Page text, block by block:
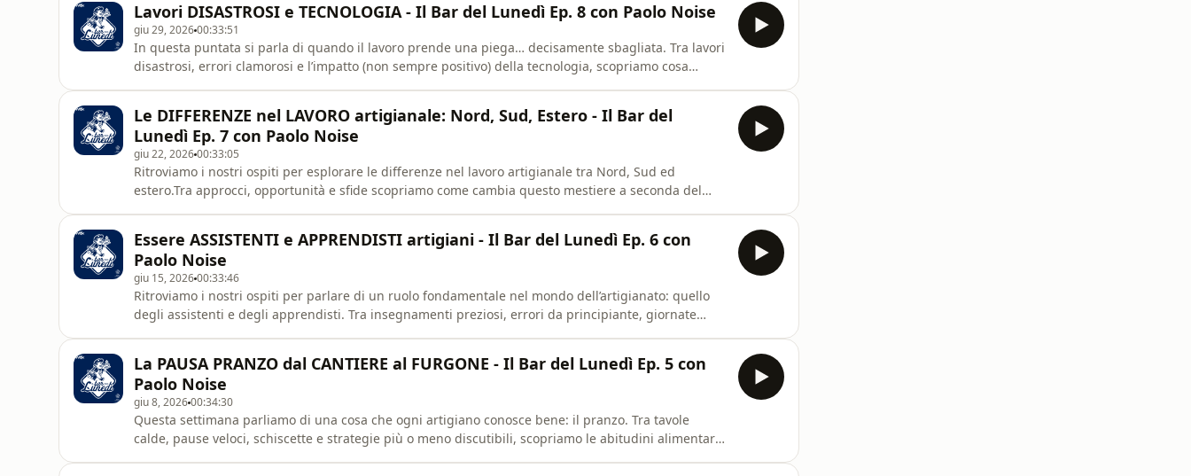
Lavori DISASTROSI e TECNOLOGIA - Il Bar del Lunedì Ep. 8 con Paolo Noise
giu 29, 202600:33:51
In questa puntata si parla di quando il lavoro prende una piega… decisamente sbagliata. Tra lavori
disastrosi, errori clamorosi e l’impatto (non sempre positivo) della tecnologia, scopriamo cosa
⁠Le DIFFERENZE nel LAVORO artigianale: Nord, Sud, Estero - Il Bar del
Lunedì Ep. 7 con Paolo Noise
giu 22, 202600:33:05
Ritroviamo i nostri ospiti per esplorare le differenze nel lavoro artigianale tra Nord, Sud ed
estero.Tra approcci, opportunità e sfide scopriamo come cambia questo mestiere a seconda del
Essere ASSISTENTI e APPRENDISTI artigiani - Il Bar del Lunedì Ep. 6 con
Paolo Noise
giu 15, 202600:33:46
Ritroviamo i nostri ospiti per parlare di un ruolo fondamentale nel mondo dell’artigianato: quello
degli assistenti e degli apprendisti. Tra insegnamenti preziosi, errori da principiante, giornate
⁠La PAUSA PRANZO dal CANTIERE al FURGONE - Il Bar del Lunedì Ep. 5 con
Paolo Noise⁩
giu 8, 202600:34:30
Questa settimana parliamo di una cosa che ogni artigiano conosce bene: il pranzo. Tra tavole
calde, pause veloci, schiscette e strategie più o meno discutibili, scopriamo le abitudini alimentari